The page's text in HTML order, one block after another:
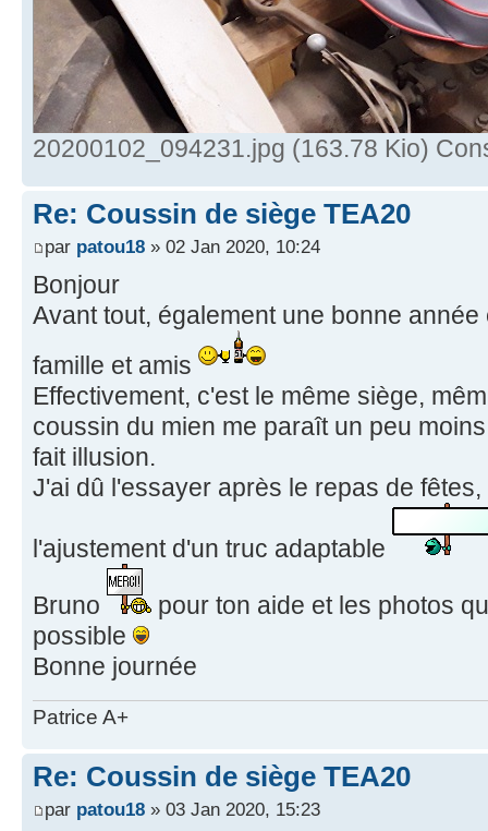
20200102_094231.jpg (163.78 Kio)
Re: Coussin de siège TEA20
par patou18 » 02 Jan 2020, 10:24
Bonjour
Avant tout, également une bonne
famille et amis
Effectivement, c'est le même siège,
coussin du mien me paraît un peu
fait illusion.
J'ai dû l'essayer après le repas de
l'ajustement d'un truc adaptable
Bruno
pour ton aide et les photos
possible
Bonne journée
Patrice A+
Re: Coussin de siège TEA20
par patou18 » 03 Jan 2020, 15:23